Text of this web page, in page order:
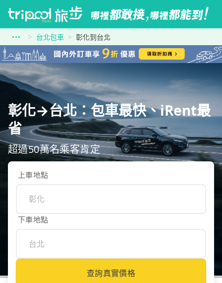
台北包車 彰化到台北
彰化→台北：包車最快、iRent最
省
超過50萬名乘客肯定
上車地點
下車地點
查詢真實價格